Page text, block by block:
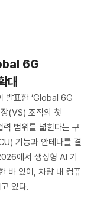
6G
대
발표한 ‘Global 6G
(VS) 조직의 첫
범위를 넓힌다는 구
기능과 안테나를 결
에서 생성형 AI 기
바 있어, 차량 내 컴퓨
있다.